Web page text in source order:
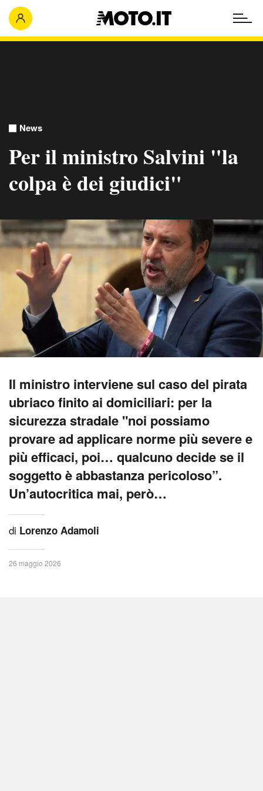
News
Per il ministro Salvini "la
colpa è dei giudici"
Il ministro interviene sul caso del pirata
ubriaco finito ai domiciliari: per la
sicurezza stradale "noi possiamo
provare ad applicare norme più severe e
più efficaci, poi… qualcuno decide se il
soggetto è abbastanza pericoloso”.
Un’autocritica mai, però…
di Lorenzo Adamoli
26 maggio 2026